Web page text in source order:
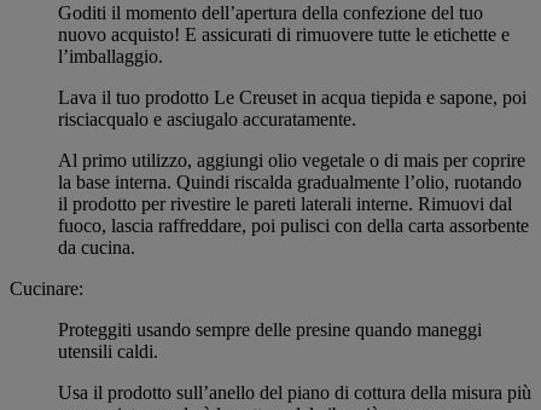
Goditi il momento dell’apertura della confezione del tuo
nuovo acquisto! E assicurati di rimuovere tutte le etichette e
l’imballaggio.
Lava il tuo prodotto Le Creuset in acqua tiepida e sapone, poi
risciacqualo e asciugalo accuratamente.
Al primo utilizzo, aggiungi olio vegetale o di mais per coprire
la base interna. Quindi riscalda gradualmente l’olio, ruotando
il prodotto per rivestire le pareti laterali interne. Rimuovi dal
fuoco, lascia raffreddare, poi pulisci con della carta assorbente
da cucina.
Cucinare:
Proteggiti usando sempre delle presine quando maneggi
utensili caldi.
Usa il prodotto sull’anello del piano di cottura della misura più